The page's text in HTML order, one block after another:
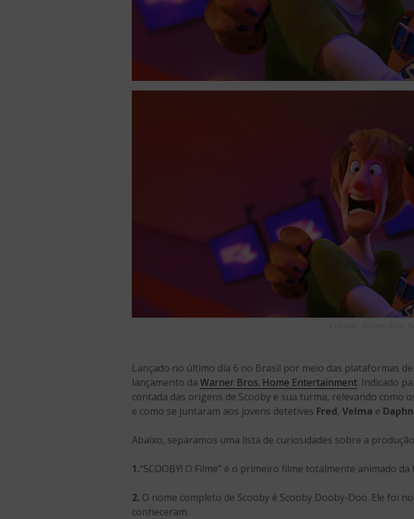
Lançado no último dia 6 no Brasil por meio das plataformas de
lançamento da Warner Bros. Home Entertainment. Indicado
contada das origens de Scooby e sua turma, relevando como
e como se juntaram aos jovens detetives Fred, Velma e
Abaixo, separamos uma lista de curiosidades sobre a
1.“SCOOBY! O Filme” é o primeiro filme totalmente animado
2. O nome completo de Scooby é Scooby Dooby-Doo. Ele foi
conheceram.